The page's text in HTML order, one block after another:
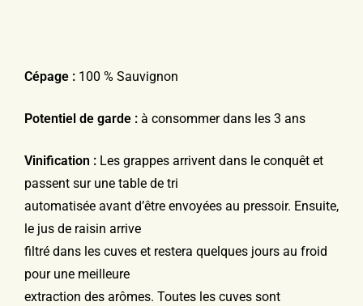
Cépage : 100 % Sauvignon
Potentiel de garde : à consommer dans les 3 ans
Vinification : Les grappes arrivent dans le conquêt et
passent sur une table de tri
automatisée avant d’être envoyées au pressoir. Ensuite,
le jus de raisin arrive
filtré dans les cuves et restera quelques jours au froid
pour une meilleure
extraction des arômes. Toutes les cuves sont